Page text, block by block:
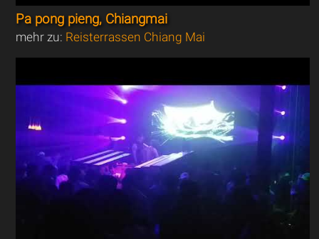
Pa pong pieng, Chiangmai
mehr zu: Reisterrassen Chiang Mai